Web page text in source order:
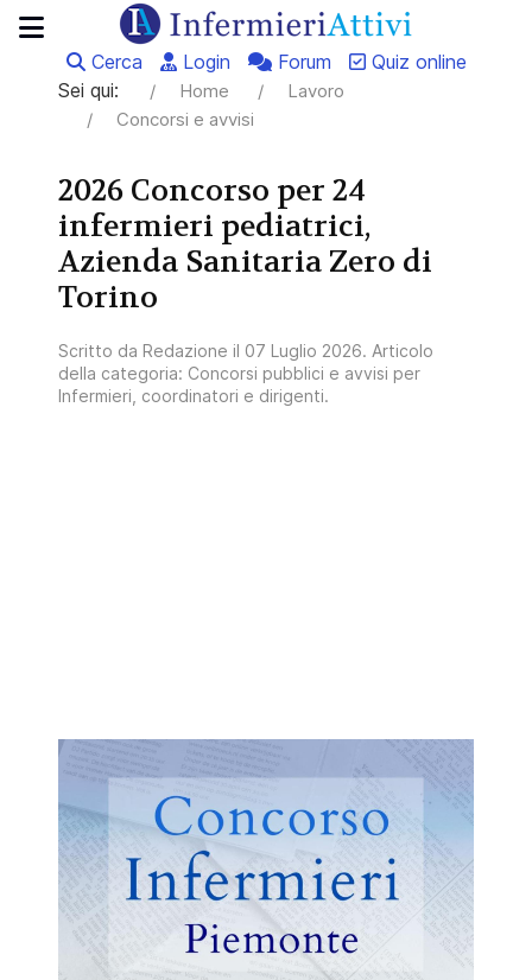
Cerca Login Forum
Quiz online
Sei qui:
Home
Lavoro
Concorsi e avvisi
2026 Concorso per 24
infermieri pediatrici,
Azienda Sanitaria Zero di
Torino
Scritto da Redazione il 07 Luglio 2026. Articolo
della categoria: Concorsi pubblici e avvisi per
Infermieri, coordinatori e dirigenti.